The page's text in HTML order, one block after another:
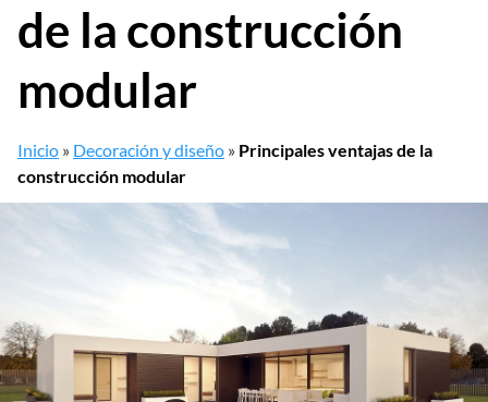
de la construcción
modular
Inicio » Decoración y diseño » Principales ventajas de la
construcción modular